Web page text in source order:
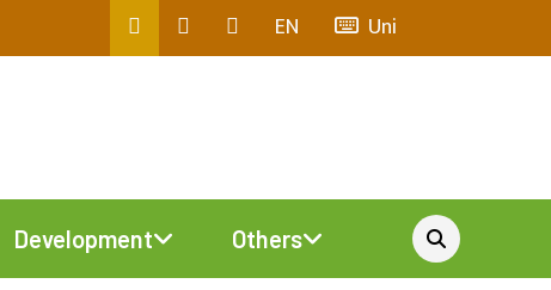
EN Uni
Development Others